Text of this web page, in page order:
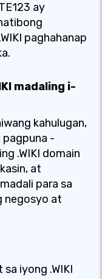
ay
paghahanap
madaling i-
kahulugan,
pagpuna -
.WIKI domain
at
para sa
negosyo at
iyong .WIKI